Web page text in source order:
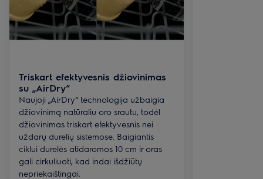
Triskart efektyvesnis džiovinimas
su „AirDry“
Naujoji „AirDry“ technologija užbaigia
džiovinimą natūraliu oro srautu, todėl
džiovinimas triskart efektyvesnis nei
uždarų durelių sistemose. Baigiantis
ciklui durelės atidaromos 10 cm ir oras
gali cirkuliuoti, kad indai išdžiūtų
nepriekaištingai.